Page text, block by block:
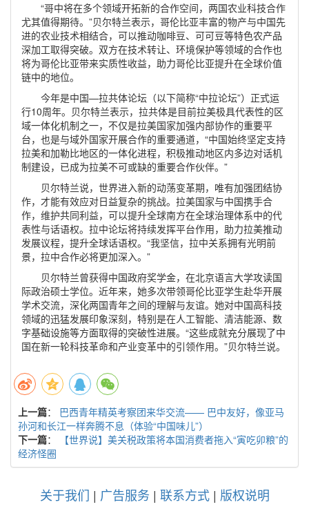
“哥中将在多个领域开拓新的合作空间，两国农业科技合作
尤其值得期待。”贝尔特兰表示，哥伦比亚丰富的物产与中国先
进的农业技术相结合，可以推动咖啡豆、可可豆等特色农产品
深加工取得突破。双方在技术转让、环境保护等领域的合作也
将为哥伦比亚带来实质性收益，助力哥伦比亚提升在全球价值
链中的地位。
今年是中国—拉共体论坛（以下简称“中拉论坛”）正式运
行10周年。贝尔特兰表示，拉共体是目前拉美极具代表性的区
域一体化机制之一，不仅是拉美国家加强内部协作的重要平
台，也是与域外国家开展合作的重要通道，“中国始终坚定支持
拉美和加勒比地区的一体化进程，积极推动地区内多边对话机
制建设，已成为拉美不可或缺的重要合作伙伴。”
贝尔特兰说，世界进入新的动荡变革期，唯有加强团结协
作，才能有效应对日益复杂的挑战。拉美国家与中国携手合
作，维护共同利益，可以提升全球南方在全球治理体系中的代
表性与话语权。拉中论坛将持续发挥平台作用，助力拉美推动
发展议程，提升全球话语权。“我坚信，拉中关系拥有光明前
景，拉中合作必将更加深入。”
贝尔特兰曾获得中国政府奖学金，在北京语言大学攻读国
际政治硕士学位。近年来，她多次带领哥伦比亚学生赴华开展
学术交流，深化两国青年之间的理解与友谊。她对中国高科技
领域的迅猛发展印象深刻，特别是在人工智能、清洁能源、数
字基础设施等方面取得的突破性进展。“这些成就充分展现了中
国在新一轮科技革命和产业变革中的引领作用。”贝尔特兰说。
上一篇： 巴西青年精英考察团来华交流—— 巴中友好，像亚马
孙河和长江一样奔腾不息（体验“中国味儿”）
下一篇：
【世界说】美关税政策将本国消费者拖入“寅吃卯粮”的
经济怪圈
关于我们 | 广告服务 | 联系方式| 版权说明